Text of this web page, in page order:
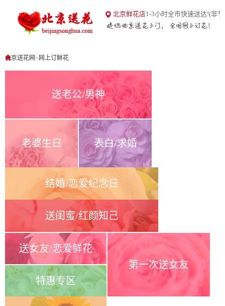
北京送花网
北京鲜花店1-3小时全市快速送达!(非
北京送花网> 网上订鲜花
送老公/男神
老婆生日 表白/求婚
结婚/恋爱纪念日
送闺蜜/红颜知己
送女友/恋爱鲜花
特惠专区
第一次送女友